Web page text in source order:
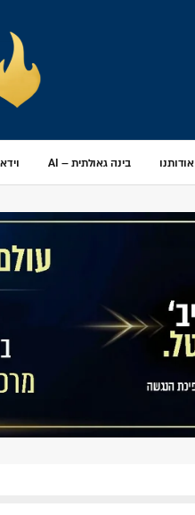
אודותנו בינה גאולתית – AI